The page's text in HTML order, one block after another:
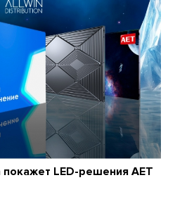
покажет LED-решения AET